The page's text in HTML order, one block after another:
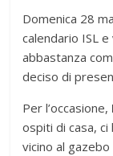
Domenica 28
calendario ISL
abbastanza
deciso di
Per l’occasione,
ospiti di casa,
vicino al